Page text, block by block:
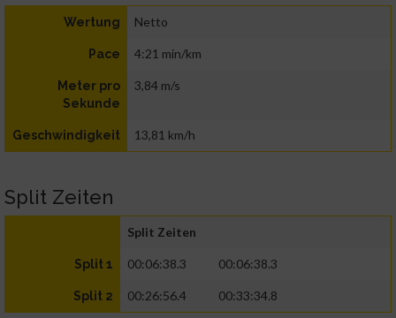
Wertung Netto
Pace 4:21 min/km
Meter pro
Sekunde
3,84 m/s
Geschwindigkeit 13,81 km/h
Split Zeiten
Split Zeiten
Split 1 00:06:38.3 00:06:38.3
Split 2 00:26:56.4 00:33:34.8